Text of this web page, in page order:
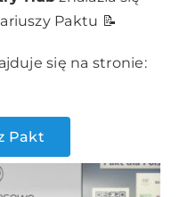
Paktu 📝
się na stronie:
Pakt